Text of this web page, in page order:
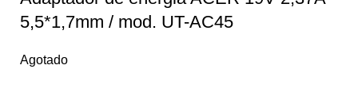
5,5*1,7mm / mod. UT-AC45
Agotado